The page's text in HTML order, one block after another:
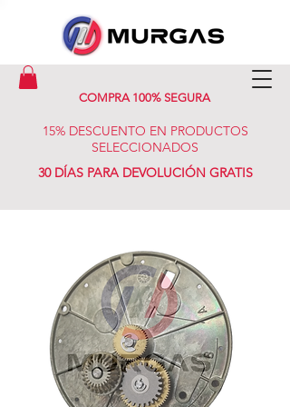
COMPRA 100% SEGURA
15% DESCUENTO EN PRODUCTOS
SELECCIONADOS
30 DÍAS PARA DEVOLUCIÓN GRATIS